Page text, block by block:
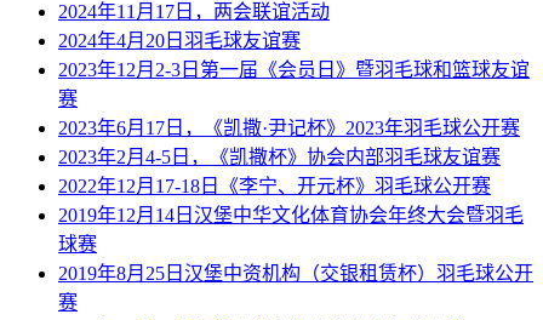
2024年11月17日，两会联谊活动
2024年4月20日羽毛球友谊赛
2023年12月2-3日第一届《会员日》暨羽毛球和篮球友谊
赛
2023年6月17日，《凯撒·尹记杯》2023年羽毛球公开赛
2023年2月4-5日，《凯撒杯》协会内部羽毛球友谊赛
2022年12月17-18日《李宁、开元杯》羽毛球公开赛
2019年12月14日汉堡中华文化体育协会年终大会暨羽毛
球赛
2019年8月25日汉堡中资机构（交银租赁杯）羽毛球公开
赛